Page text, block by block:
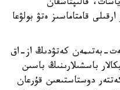
قالىپتاسقان
قامتاماسىز ەتۋ بولۋعا
بەت-بەتىمەن كەتۋدىڭ از-اق
باسشىلارىنىڭ باسىن
دوستاستىعىن قۇرعان